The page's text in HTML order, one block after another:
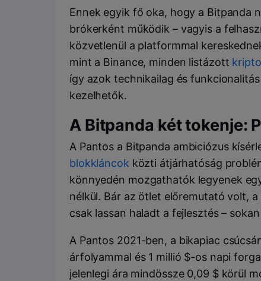
Ennek egyik fő oka, hogy a Bitpanda
brókerként működik – vagyis a
közvetlenül a platformmal
mint a Binance, minden listázott
így azok technikailag és
kezelhetők.
A Bitpanda két tokenje:
A Pantos a Bitpanda ambiciózus
blokkláncok közti átjárhatóság
könnyedén mozgathatók legyenek
nélkül. Bár az ötlet előremutató volt,
csak lassan haladt a fejlesztés –
A Pantos 2021-ben, a bikapiac
árfolyammal és 1 millió $-os napi
jelenlegi ára mindössze 0,09 $ körül